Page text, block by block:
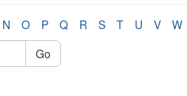
N O P Q R S T U V W
Go